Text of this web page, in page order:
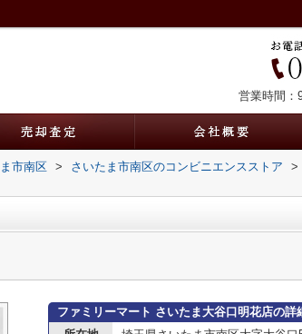
営業時間：
市南区 > さいたま市南区のコンビニエンスストア >
ファミリーマート さいたま大谷口明花店の詳